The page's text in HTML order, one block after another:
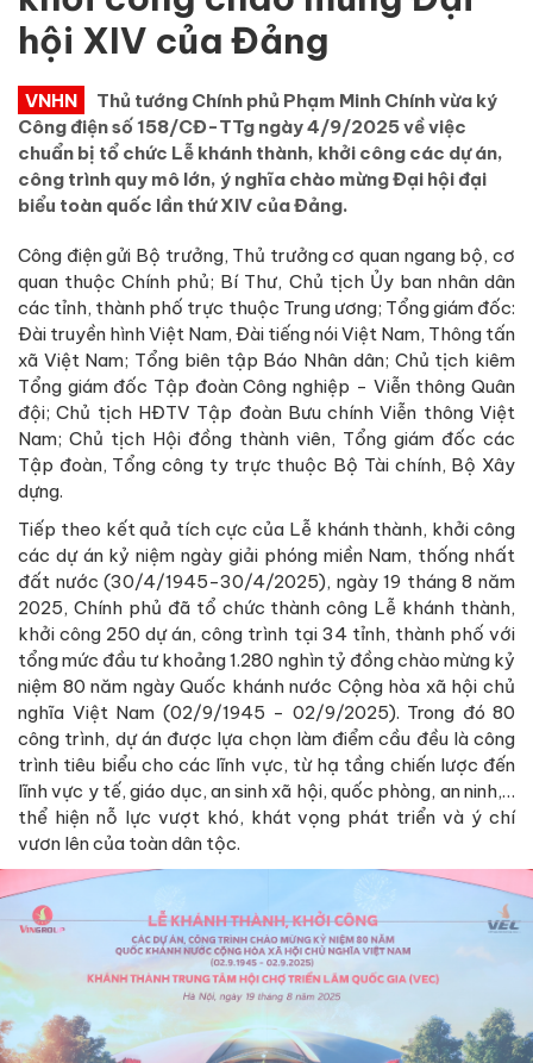
hội XIV của Đảng
VNHN
Thủ tướng Chính phủ Phạm Minh Chính vừa ký
Công điện số 158/CĐ-TTg ngày 4/9/2025 về việc
chuẩn bị tổ chức Lễ khánh thành, khởi công các dự án,
công trình quy mô lớn, ý nghĩa chào mừng Đại hội đại
biểu toàn quốc lần thứ XIV của Đảng.
Công điện gửi Bộ trưởng, Thủ trưởng cơ quan ngang bộ, cơ
quan thuộc Chính phủ; Bí Thư, Chủ tịch Ủy ban nhân dân
các tỉnh, thành phố trực thuộc Trung ương; Tổng giám đốc:
Đài truyền hình Việt Nam, Đài tiếng nói Việt Nam, Thông tấn
xã Việt Nam; Tổng biên tập Báo Nhân dân; Chủ tịch kiêm
Tổng giám đốc Tập đoàn Công nghiệp - Viễn thông Quân
đội; Chủ tịch HĐTV Tập đoàn Bưu chính Viễn thông Việt
Nam; Chủ tịch Hội đồng thành viên, Tổng giám đốc các
Tập đoàn, Tổng công ty trực thuộc Bộ Tài chính, Bộ Xây
dựng.
Tiếp theo kết quả tích cực của Lễ khánh thành, khởi công
các dự án kỷ niệm ngày giải phóng miền Nam, thống nhất
đất nước (30/4/1945-30/4/2025), ngày 19 tháng 8 năm
2025, Chính phủ đã tổ chức thành công Lễ khánh thành,
khởi công 250 dự án, công trình tại 34 tỉnh, thành phố với
tổng mức đầu tư khoảng 1.280 nghìn tỷ đồng chào mừng kỷ
niệm 80 năm ngày Quốc khánh nước Cộng hòa xã hội chủ
nghĩa Việt Nam (02/9/1945 - 02/9/2025). Trong đó 80
công trình, dự án được lựa chọn làm điểm cầu đều là công
trình tiêu biểu cho các lĩnh vực, từ hạ tầng chiến lược đến
lĩnh vực y tế, giáo dục, an sinh xã hội, quốc phòng, an ninh,…
thể hiện nỗ lực vượt khó, khát vọng phát triển và ý chí
vươn lên của toàn dân tộc.